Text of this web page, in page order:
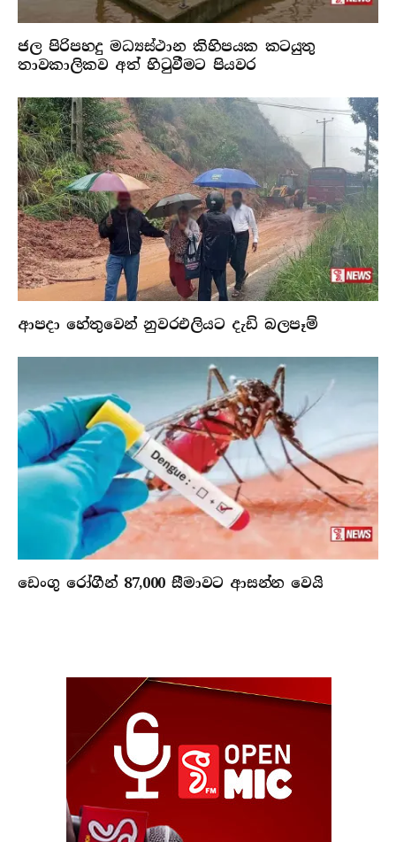
ජල පිරිපහදු මධ්‍යස්ථාන කිහිපයක කටයුතු
තාවකාලිකව අත් හිටුවීමට පියවර
ආපදා හේතුවෙන් නුවරඑලියට දැඩි බලපෑම්
ඩෙංගු රෝගීන් 87,000 සීමාවට ආසන්න වෙයි